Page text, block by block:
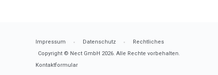
Impressum Datenschutz
Rechtliches
Copyright © Nect GmbH 2026. Alle Rechte vorbehalten.
Kontaktformular